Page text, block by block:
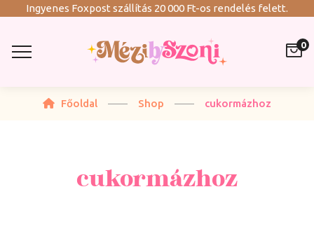
Ingyenes Foxpost szállítás 20 000 Ft-os rendelés felett.
0
Főoldal Shop cukormázhoz
cukormázhoz